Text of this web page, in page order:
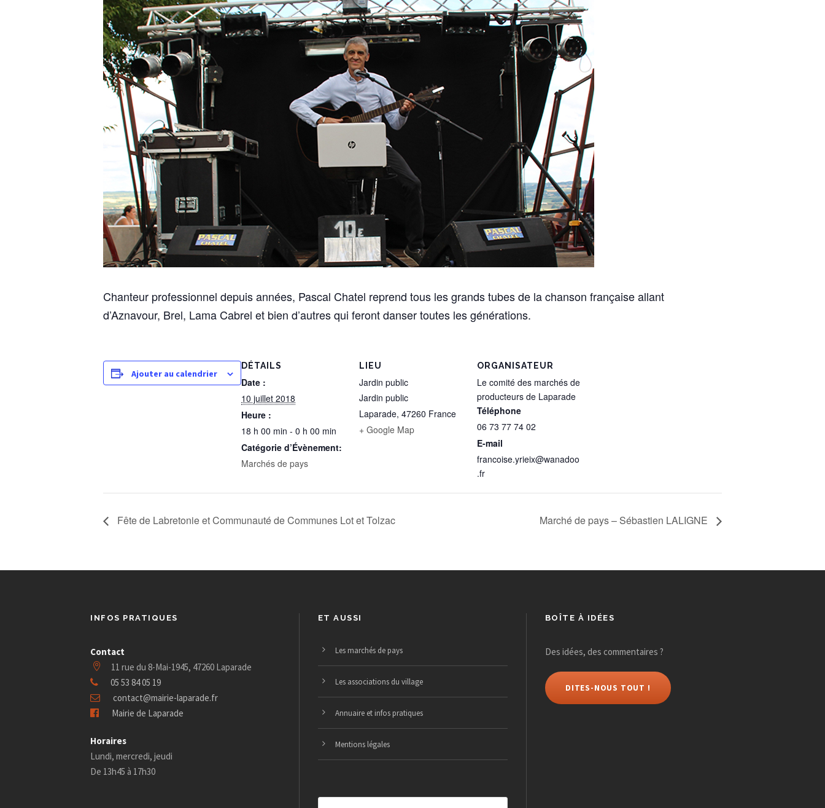
Chanteur professionnel depuis années, Pascal Chatel reprend tous les grands tubes de la chanson française allant
d’Aznavour, Brel, Lama Cabrel et bien d’autres qui feront danser toutes les générations.
Ajouter au calendrier
DÉTAILS
Date :
10 juillet 2018
Heure :
18 h 00 min - 0 h 00 min
Catégorie d’Évènement:
Marchés de pays
LIEU
Jardin public
Jardin public
Laparade, 47260 France
+ Google Map
ORGANISATEUR
Le comité des marchés de
producteurs de Laparade
Téléphone
06 73 77 74 02
E-mail
francoise.yrieix@wanadoo
.fr
Fête de Labretonie et Communauté de Communes Lot et Tolzac Marché de pays – Sébastien LALIGNE
INFOS PRATIQUES
Contact
11 rue du 8-Mai-1945, 47260 Laparade
05 53 84 05 19
contact@mairie-laparade.fr
Mairie de Laparade
Horaires
Lundi, mercredi, jeudi
De 13h45 à 17h30
ET AUSSI
Les marchés de pays
Les associations du village
Annuaire et infos pratiques
Mentions légales
BOÎTE À IDÉES
Des idées, des commentaires ?
DITES-NOUS TOUT !